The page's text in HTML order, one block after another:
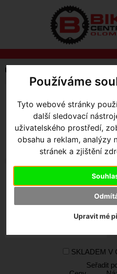
Používáme
Tyto webové stránky
další sledovací
uživatelského prostředí,
obsahu a reklam, analýzy
stránek a zjištění
Upravit mé
Úvodní strana
SKLADEM V
Seřadit